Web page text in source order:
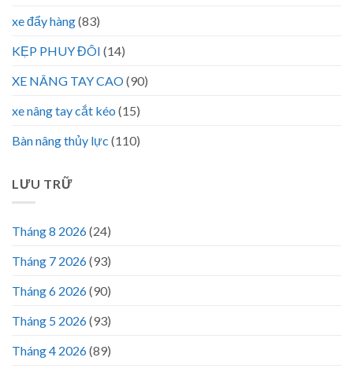
xe đẩy hàng(83)
KẸP PHUY ĐÔI (14)
XE NÂNG TAY CAO(90)
xe nâng tay cắt kéo (15)
Bàn nâng thủy lực (110)
LƯU TRỮ
Tháng 8 2026(24)
Tháng 7 2026(93)
Tháng 6 2026(90)
Tháng 5 2026(93)
Tháng 4 2026(89)